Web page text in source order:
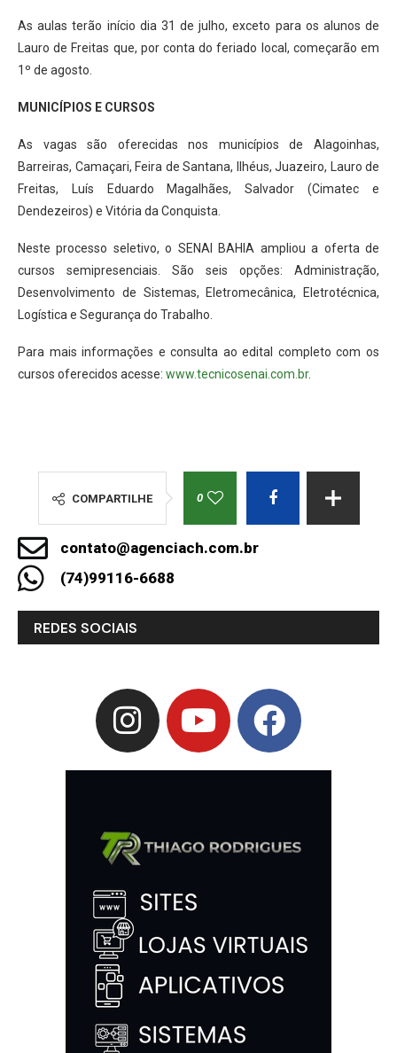
As aulas terão início dia 31 de julho, exceto para os alunos de
Lauro de Freitas que, por conta do feriado local, começarão em
1º de agosto.
MUNICÍPIOS E CURSOS
As vagas são oferecidas nos municípios de Alagoinhas,
Barreiras, Camaçari, Feira de Santana, Ilhéus, Juazeiro, Lauro de
Freitas, Luís Eduardo Magalhães, Salvador (Cimatec e
Dendezeiros) e Vitória da Conquista.
Neste processo seletivo, o SENAI BAHIA ampliou a oferta de
cursos semipresenciais. São seis opções: Administração,
Desenvolvimento de Sistemas, Eletromecânica, Eletrotécnica,
Logística e Segurança do Trabalho.
Para mais informações e consulta ao edital completo com os
cursos oferecidos acesse: www.tecnicosenai.com.br.
COMPARTILHE 0
contato@agenciach.com.br
(74)99116-6688
REDES SOCIAIS